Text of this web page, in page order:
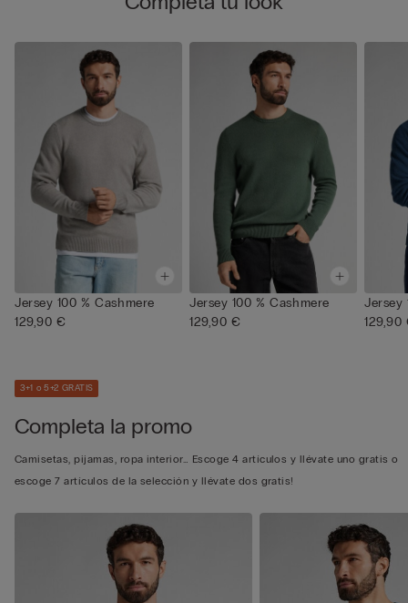
Jersey 100 % Cashmere
129,90 €
Jersey 100 % Cashmere
129,90 €
Jersey
129,90
3+1 o 5+2 GRATIS
Completa la promo
Camisetas, pijamas, ropa interior… Escoge 4 artículos y llévate uno gratis o
escoge 7 artículos de la selección y llévate dos gratis!